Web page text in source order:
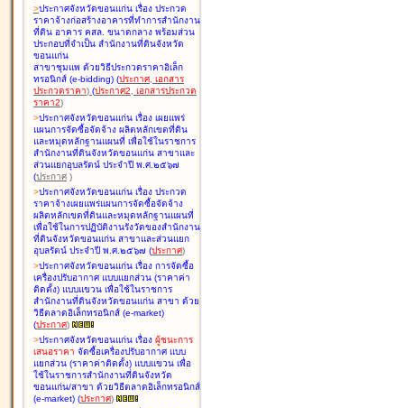
>ประกาศจังหวัดขอนแก่น เรื่อง ประกวด
ราคาจ้างก่อสร้างอาคารที่ทำการสำนักงาน
ที่ดิน อาคาร คสล. ขนาดกลาง พร้อมส่วน
ประกอบที่จำเป็น สำนักงานที่ดินจังหวัด
ขอนแก่น
สาขาชุมแพ ด้วยวิธีประกวดราคาอิเล็ก
ทรอนิกส์ (e-bidding) (ประกาศ, เอกสาร
ประกวดราคา) (ประกาศ2, เอกสารประกวด
ราคา2)
>ประกาศจังหวัดขอนแก่น เรื่อง เผยแพร่
แผนการจัดซื้อจัดจ้าง ผลิตหลักเขตที่ดิน
และหมุดหลักฐานแผนที่ เพื่อใช้ในราชการ
สำนักงานที่ดินจังหวัดขอนแก่น สาขาและ
ส่วนแยกอุบลรัตน์ ประจำปี พ.ศ.๒๕๖๗
(ประกาศ )
>ประกาศจังหวัดขอนแก่น เรื่อง ประกวด
ราคาจ้างเผยแพร่แผนการจัดซื้อจัดจ้าง
ผลิตหลักเขตที่ดินและหมุดหลักฐานแผนที่
เพื่อใช้ในการปฏิบัติงานรังวัดของสำนักงาน
ที่ดินจังหวัดขอนแก่น สาขาและส่วนแยก
อุบลรัตน์ ประจำปี พ.ศ.๒๕๖๗ (ประกาศ)
>ประกาศจังหวัดขอนแก่น เรื่อง การจัดซื้อ
เครื่องปรับอากาศ แบบแยกส่วน (ราคาค่า
ติดตั้ง) แบบแขวน เพื่อใช้ในราชการ
สำนักงานที่ดินจังหวัดขอนแก่น สาขา ด้วย
วิธีตลาดอิเล็กทรอนิกส์ (e-market)
(ประกาศ)
>ประกาศจังหวัดขอนแก่น เรื่อง ผู้ชนะการ
เสนอราคา จัดซื้อเครื่องปรับอากาศ แบบ
แยกส่วน (ราคาค่าติดตั้ง) แบบแขวน เพื่อ
ใช้ในราชการสำนักงานที่ดินจังหวัด
ขอนแก่น/สาขา ด้วยวิธีตลาดอิเล็กทรอนิกส์
(e-market) (ประกาศ)